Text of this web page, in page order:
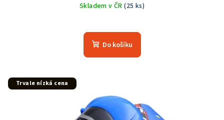
Skladem v ČR(25 ks)
hodnocení
produktu
Do košíku
Trvale nízká cena